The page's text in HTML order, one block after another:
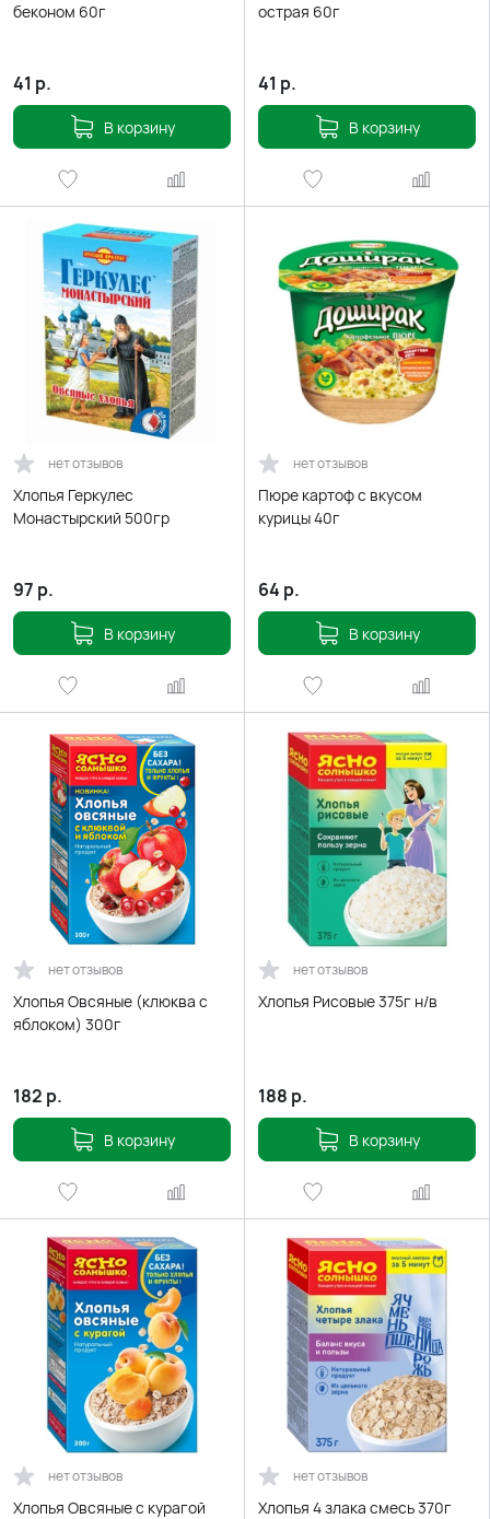
беконом 60г
41 р.
В корзину
острая 60г
41 р.
В корзину
нет отзывов
Хлопья Геркулес
Монастырский 500гр
97 р.
В корзину
нет отзывов
Пюре картоф с вкусом
курицы 40г
64 р.
В корзину
нет отзывов
Хлопья Овсяные (клюква с
яблоком) 300г
182 р.
В корзину
нет отзывов
Хлопья Рисовые 375г н/в
188 р.
В корзину
нет отзывов
Хлопья Овсяные с курагой
нет отзывов
Хлопья 4 злака смесь 370г